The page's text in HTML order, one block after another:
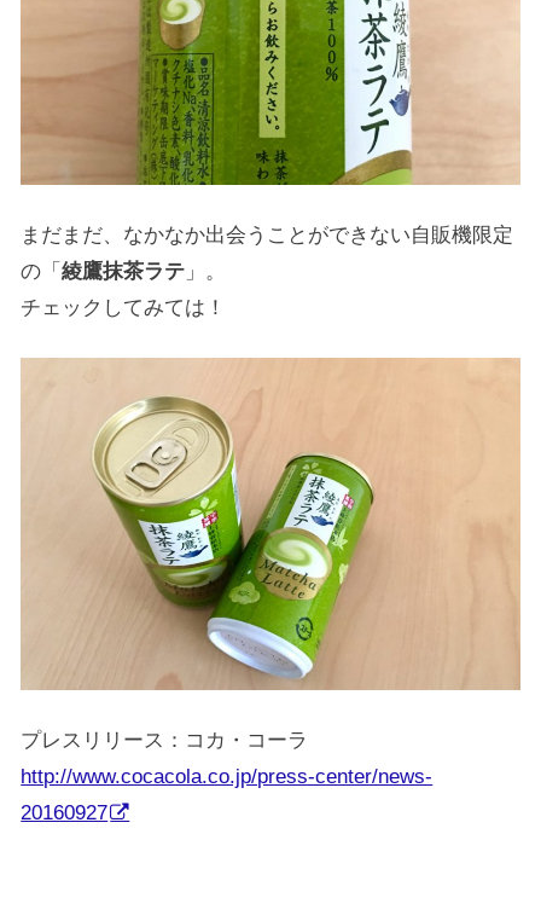
まだまだ、なかなか出会うことができない自販機限定
の「綾鷹抹茶ラテ 」。
チェックしてみては！
プレスリリース：コカ・コーラ
http://www.cocacola.co.jp/press-center/news-
20160927